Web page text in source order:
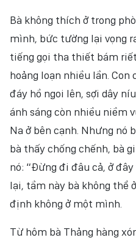
Bà không thích ở trong
mình, bức tường lại vọng
tiếng gọi tha thiết bám
hoảng loạn nhiều lần.
đáy hồ ngoi lên, sợi dây
ánh sáng còn nhiều niềm
Na ở bên cạnh. Nhưng nó
bà thấy chống chếnh, bà
nó: “Đừng đi đâu cả, ở
lại, tầm này bà không thể
định không ở một mình.
Từ hôm bà Thảng hàng